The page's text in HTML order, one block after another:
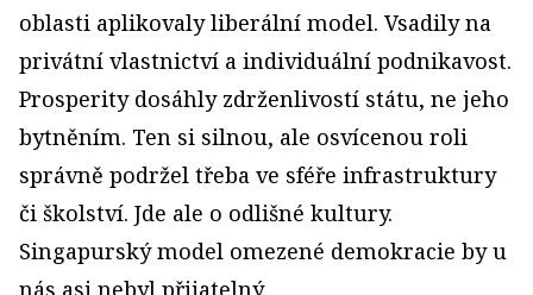
oblasti aplikovaly liberální model. Vsadily na
privátní vlastnictví a individuální podnikavost.
Prosperity dosáhly zdrženlivostí státu, ne jeho
bytněním. Ten si silnou, ale osvícenou roli
správně podržel třeba ve sféře infrastruktury
či školství. Jde ale o odlišné kultury.
Singapurský model omezené demokracie by u
nás asi nebyl přijatelný.